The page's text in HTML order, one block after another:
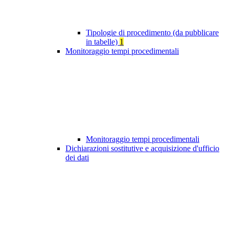
Tipologie di procedimento (da pubblicare
in tabelle) 1
Monitoraggio tempi procedimentali
Monitoraggio tempi procedimentali
Dichiarazioni sostitutive e acquisizione d'ufficio
dei dati